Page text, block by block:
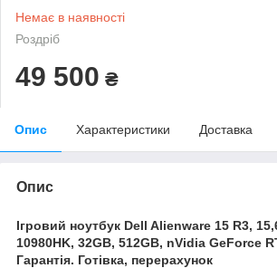
Немає в наявності
Роздріб
49 500 ₴
Опис Характеристики Доставка
Опис
Ігровий ноутбук Dell Alienware 15 R3,
10980HK, 32GB, 512GB, nVidia GeForce
Гарантія. Готівка, перерахунок